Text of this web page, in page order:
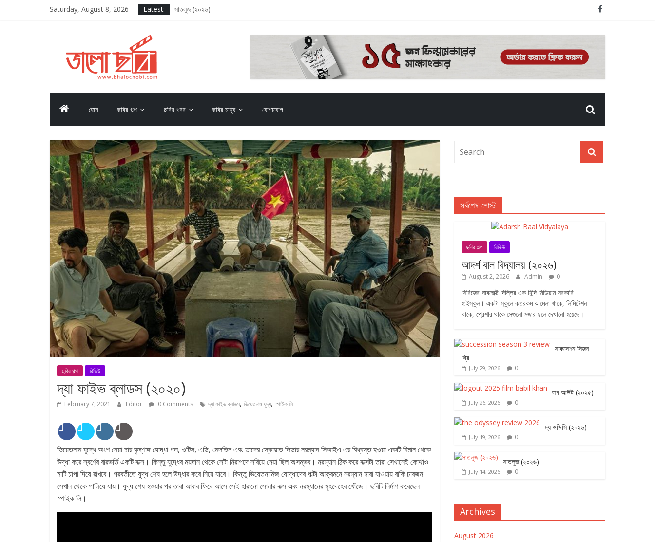
Saturday, August 8, 2026 Latest:
সাতলুজ (২০২৬)
হোম ছবির গল্প ছবির খবর ছবির মানুষ যোগাযোগ
ছবির গল্প রিভিউ
দ্যা ফাইভ ব্লাডস (২০২০)
February 7, 2021 Editor 0 Comments দ্যা ফাইভ ব্লাডস, ভিয়েতনাম যুদ্ধ,স্পাইক লি
ভিয়েতনাম যুদ্ধে অংশ নেয়া চার কৃষ্ণাঙ্গ যোদ্ধা পল, ওটিস, এডি, মেলভিন এবং তাদের স্কোয়াড লিডার নরম্যান সিআইএ এর বিধ্বস্ত হওয়া একটি বিমান থেকে
উদ্ধা করে স্বর্ণের বারভর্তি একটি বাক্স। কিন্তু যুদ্ধের ময়দান থেকে সেটা নিরাপদে সরিয়ে নেয়া ছিল অসম্ভব। নরম্যান ঠিক করে বাক্সটা তারা সেখানেই কোথাও
মাটি চাপা দিয়ে রাখবে। পরবর্তীতে যুদ্ধ শেষ হলে উদ্ধার করে নিয়ে যাবে। কিন্তু ভিয়েতনামিজ যোদ্ধাদের পাল্টা আক্রমনে নরম্যান মারা যাওয়ায় বাকি চারজন
সেখান থেকে পালিয়ে যায়। যুদ্ধ শেষ হওয়ার পর তারা আবার ফিরে আসে সেই হারানো সোনার বাক্স এবং নরম্যানের মৃহদেহের খোঁজে। ছবিটি নির্মাণ করেছেন
স্পাইক লি।
সর্বশেষ পোস্ট
ছবির গল্প রিভিউ
আদর্শ বাল বিদ্যালয় (২০২৬)
August 2, 2026 Admin 0
সিরিজের সাবজেক্ট দিল্লির এক হিন্দি মিডিয়াম সরকারি
হাইস্কুল। একটা স্কুলে কতরকম ঝামেলা থাকে, লিমিটেশন
থাকে, প্রেশার থাকে সেগুলো মজার ছলে দেখানো হয়েছে।
সাকসেশন সিজন
থ্রি
July 29, 2026 0
লগ আউট (২০২৫)
July 26, 2026 0
দ্য ওডিসি (২০২৬)
July 19, 2026 0
সাতলুজ (২০২৬)
July 14, 2026 0
Archives
August 2026